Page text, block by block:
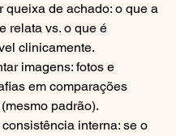
queixa de achado: o que a
relata vs. o que é
clinicamente.
imagens: fotos e
em comparações
padrão).
interna: se o